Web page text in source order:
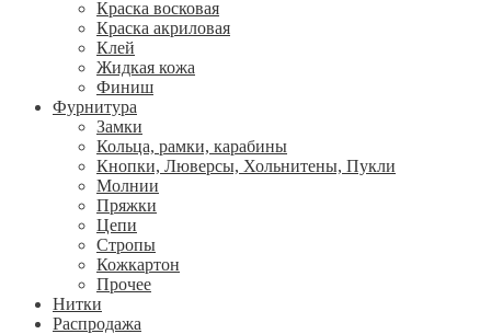
Краска восковая
Краска акриловая
Клей
Жидкая кожа
Финиш
Фурнитура
Замки
Кольца, рамки, карабины
Кнопки, Люверсы, Хольнитены, Пукли
Молнии
Пряжки
Цепи
Стропы
Кожкартон
Прочее
Нитки
Распродажа